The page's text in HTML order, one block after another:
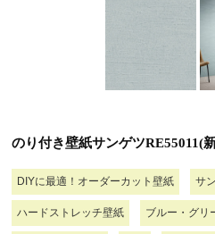
のり付き壁紙サンゲツRE55011(
DIYに最適！オーダーカット壁紙 サ
ハードストレッチ壁紙 ブルー・グリ